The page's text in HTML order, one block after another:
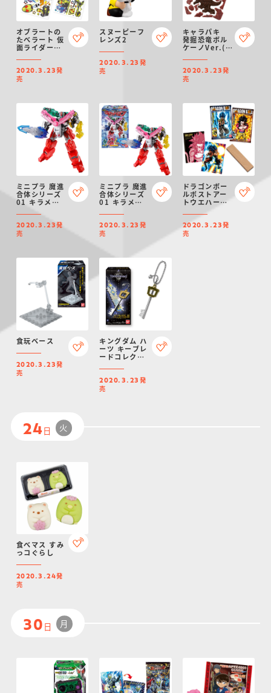
オブラートの
たべラート 仮
面ライダーゼ
2020.3.23発
売
スヌーピーフ
レンズ2
2020.3.23 発
売
キャラパキ
発掘恐竜ボル
ケーノVer.(イ
2020.3.23発
売
ミニプラ 魔進
合体シリーズ
01 キラメイ
2020.3.23発
売
ミニプラ 魔進
合体シリーズ
01 キラメイ
2020.3.23 発
売
ドラゴンボー
ルポストアー
トウエハース
２
2020.3.23発
売
食玩ベース
2020.3.23発
売
キングダム ハ
ーツ キーブレ
ードコレクシ
2020.3.23 発
売
24日 火
食べマス すみ
っコぐらし
2020.3.24発
売
30 日 月